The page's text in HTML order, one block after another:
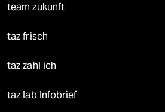
team zukunft
taz frisch
taz zahl ich
taz lab Infobrief